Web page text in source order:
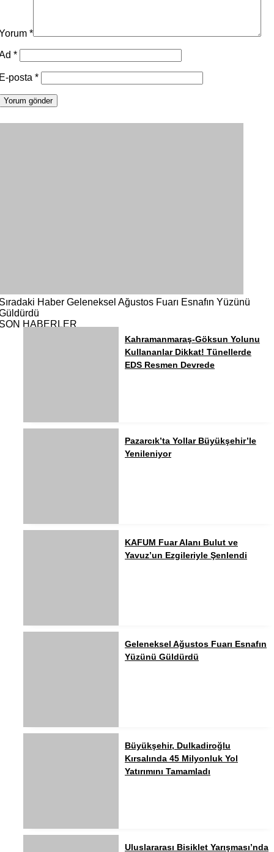
*
*
posta *
Haber Geleneksel Ağustos Fuarı Esnafın Yüzünü
HABERLER
Kahramanmaraş-Göksun Yolunu
Kullananlar Dikkat! Tünellerde
EDS Resmen Devrede
Pazarcık’ta Yollar Büyükşehir’le
Yenileniyor
KAFUM Fuar Alanı Bulut ve
Yavuz’un Ezgileriyle Şenlendi
Geleneksel Ağustos Fuarı Esnafın
Yüzünü Güldürdü
Büyükşehir, Dulkadiroğlu
Kırsalında 45 Milyonluk Yol
Yatırımını Tamamladı
Uluslararası Bisiklet Yarışması’nda